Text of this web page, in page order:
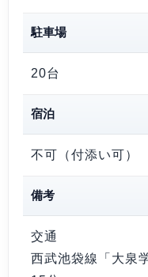
駐車場
20台
宿泊
不可（付添い可）
備考
交通
西武池袋線「大泉